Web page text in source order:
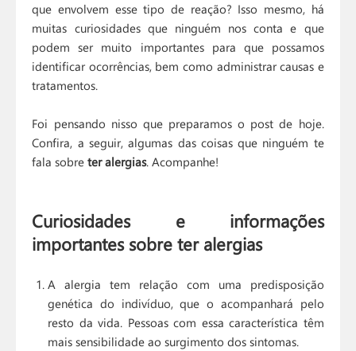
que envolvem esse tipo de reação? Isso mesmo, há
muitas curiosidades que ninguém nos conta e que
podem ser muito importantes para que possamos
identificar ocorrências, bem como administrar causas e
tratamentos.
Foi pensando nisso que preparamos o post de hoje.
Confira, a seguir, algumas das coisas que ninguém te
fala sobreter alergias. Acompanhe!
Curiosidades e informações
importantes sobre ter alergias
A alergia tem relação com uma predisposição
genética do indivíduo, que o acompanhará pelo
resto da vida. Pessoas com essa característica têm
mais sensibilidade ao surgimento dos sintomas.